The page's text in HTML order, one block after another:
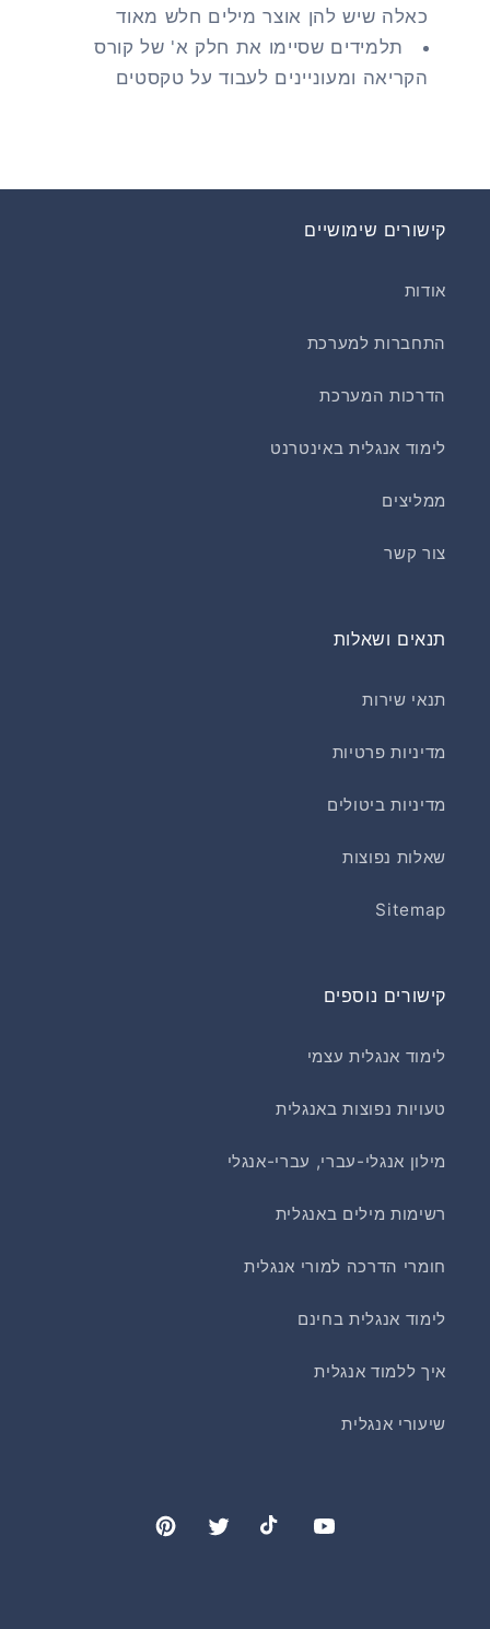
כאלה שיש להן אוצר מילים חלש מאוד
תלמידים שסיימו את חלק א' של קורס
הקריאה ומעוניינים לעבוד על טקסטים
קישורים שימושיים
אודות
התחברות למערכת
הדרכות המערכת
לימוד אנגלית באינטרנט
ממליצים
צור קשר
תנאים ושאלות
תנאי שירות
מדיניות פרטיות
מדיניות ביטולים
שאלות נפוצות
Sitemap
קישורים נוספים
לימוד אנגלית עצמי
טעויות נפוצות באנגלית
מילון אנגלי-עברי, עברי-אנגלי
רשימות מילים באנגלית
חומרי הדרכה למורי אנגלית
לימוד אנגלית בחינם
איך ללמוד אנגלית
שיעורי אנגלית
YouTube
TikTok
Twitter
Pinterest